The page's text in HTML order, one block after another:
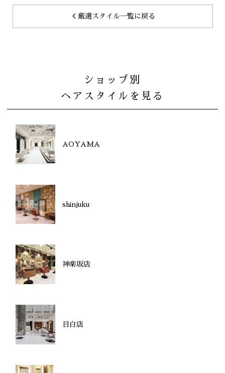
厳選スタイル一覧に戻る
ショップ別
ヘアスタイルを見る
AOYAMA
shinjuku
神楽坂店
目白店